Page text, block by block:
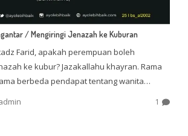
/ Mengiringi Jenazah ke Kuburan
Farid, apakah perempuan boleh
ke kubur? Jazakallahu khayran. Rama
berbeda pendapat tentang wanita…
1